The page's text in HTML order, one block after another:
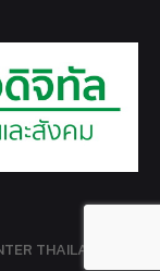
THAILAND